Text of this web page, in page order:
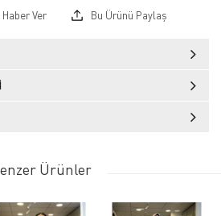
Ver Bu Ürünü Paylaş
Ürünler